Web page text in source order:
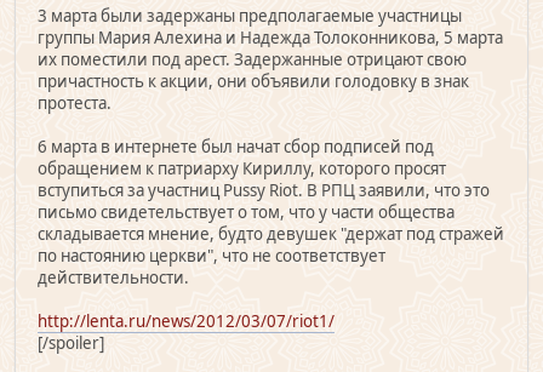
3 марта были задержаны предполагаемые участницы
группы Мария Алехина и Надежда Толоконникова, 5 марта
их поместили под арест. Задержанные отрицают свою
причастность к акции, они объявили голодовку в знак
протеста.
6 марта в интернете был начат сбор подписей под
обращением к патриарху Кириллу, которого просят
вступиться за участниц Pussy Riot. В РПЦ заявили, что это
письмо свидетельствует о том, что у части общества
складывается мнение, будто девушек "держат под стражей
по настоянию церкви", что не соответствует
действительности.
http://lenta.ru/news/2012/03/07/riot1/
[/spoiler]